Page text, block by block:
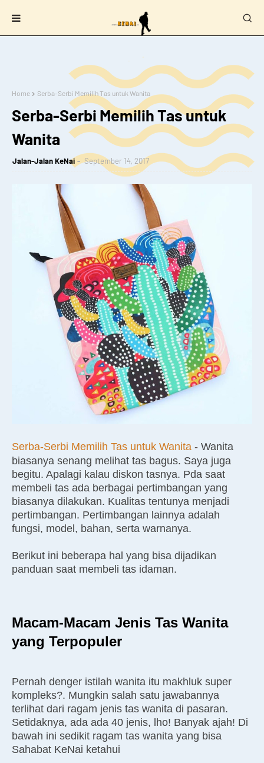
Home Serba-Serbi Memilih Tas untuk Wanita
Serba-Serbi Memilih Tas untuk
Wanita
Jalan-Jalan KeNai September 14, 2017
Serba-Serbi Memilih Tas untuk Wanita - Wanita
biasanya senang melihat tas bagus. Saya juga
begitu. Apalagi kalau diskon tasnya. Pda saat
membeli tas ada berbagai pertimbangan yang
biasanya dilakukan. Kualitas tentunya menjadi
pertimbangan. Pertimbangan lainnya adalah
fungsi, model, bahan, serta warnanya.
Berikut ini beberapa hal yang bisa dijadikan
panduan saat membeli tas idaman.
Macam-Macam Jenis Tas Wanita
yang Terpopuler
Pernah denger istilah wanita itu makhluk super
kompleks?. Mungkin salah satu jawabannya
terlihat dari ragam jenis tas wanita di pasaran.
Setidaknya, ada ada 40 jenis, lho! Banyak ajah! Di
bawah ini sedikit ragam tas wanita yang bisa
Sahabat KeNai ketahui